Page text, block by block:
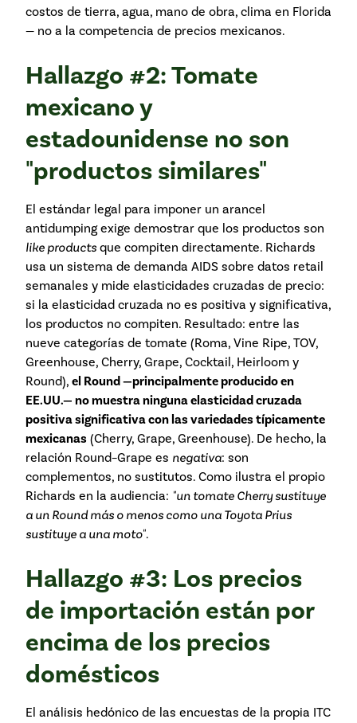
costos de tierra, agua, mano de obra, clima en Florida
— no a la competencia de precios mexicanos.
Hallazgo #2: Tomate
mexicano y
estadounidense no son
"productos similares"
El estándar legal para imponer un arancel
antidumping exige demostrar que los productos son
like products que compiten directamente. Richards
usa un sistema de demanda AIDS sobre datos retail
semanales y mide elasticidades cruzadas de precio:
si la elasticidad cruzada no es positiva y significativa,
los productos no compiten. Resultado: entre las
nueve categorías de tomate (Roma, Vine Ripe, TOV,
Greenhouse, Cherry, Grape, Cocktail, Heirloom y
Round), el Round —principalmente producido en
EE.UU.— no muestra ninguna elasticidad cruzada
positiva significativa con las variedades típicamente
mexicanas (Cherry, Grape, Greenhouse). De hecho, la
relación Round–Grape es negativa: son
complementos, no sustitutos. Como ilustra el propio
Richards en la audiencia: "un tomate Cherry sustituye
a un Round más o menos como una Toyota Prius
sustituye a una moto".
Hallazgo #3: Los precios
de importación están por
encima de los precios
domésticos
El análisis hedónico de las encuestas de la propia ITC